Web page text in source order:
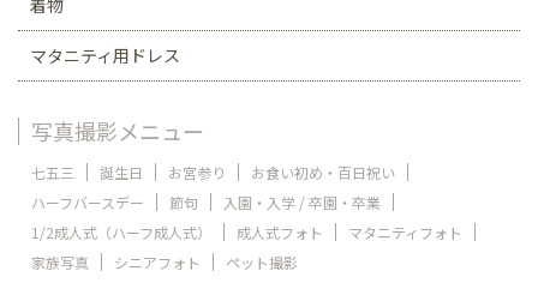
着物
マタニティ用ドレス
写真撮影メニュー
七五三 誕生日 お宮参り
お食い初め・百日祝い
ハーフバースデー
節句
入園・入学 / 卒園・卒業
1/2成人式（ハーフ成人式）
成人式フォト
マタニティフォト
家族写真
シニアフォト ペット撮影